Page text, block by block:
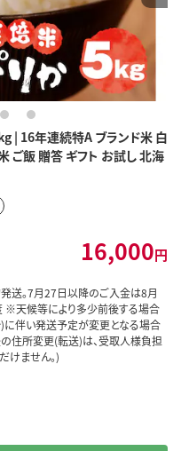
| 16年連続特A ブランド米 白
ご飯 贈答 ギフト お試し 北海
4 5
16,000円
送。7月27日以降のご入金は8月
※天候等により多少前後する場合
)に伴い発送予定が変更となる場合
住所変更(転送)は、受取人様負担
けません。)